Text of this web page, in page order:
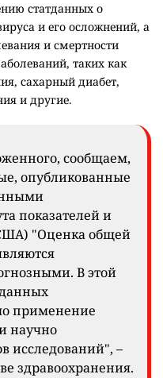
статданных о
и его осложнений, а
и смертности
таких как
сахарный диабет,
и другие.
сообщаем,
опубликованные
показателей и
"Оценка общей
В этой
применение
научно
исследований", –
здравоохранения.